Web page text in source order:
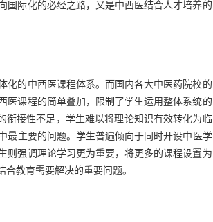
国际化的必经之路，又是中西医结合人才培养的
化的中西医课程体系。而国内各大中医药院校的
医课程的简单叠加，限制了学生运用整体系统的
衔接性不足，学生难以将理论知识有效转化为临
最主要的问题。学生普遍倾向于同时开设中医学
则强调理论学习更为重要，将更多的课程设置为
教育需要解决的重要问题。